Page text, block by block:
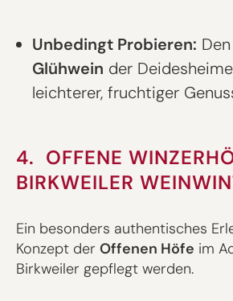
Unbedingt Probieren: Den
Glühwein der
leichterer, fruchtiger
4. OFFENE
BIRKWEILER
Ein besonders authentisches
Konzept der Offenen Höfe im
Birkweiler gepflegt werden.